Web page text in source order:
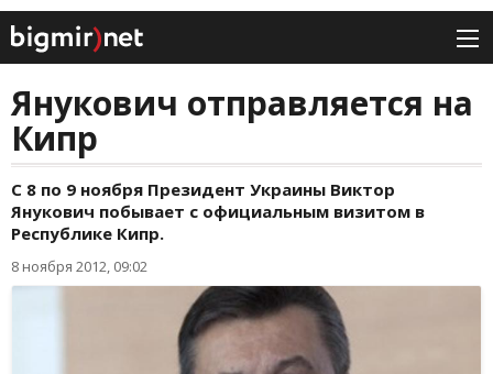
Янукович отправляется на
Кипр
С 8 по 9 ноября Президент Украины Виктор
Янукович побывает с официальным визитом в
Республике Кипр.
8 ноября 2012, 09:02